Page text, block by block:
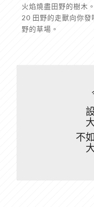
火焰燒盡田野的樹木。
20 田野的走獸向你
野的草場。
不